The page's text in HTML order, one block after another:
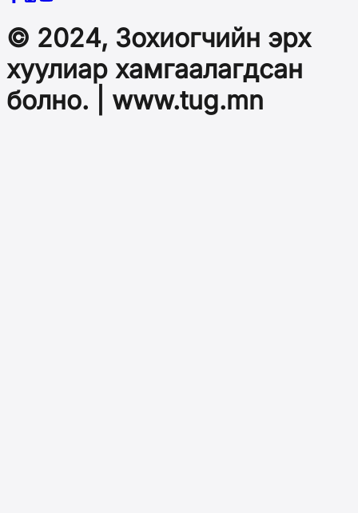
© 2024, Зохиогчийн эрх
хуулиар хамгаалагдсан
болно. | www.tug.mn